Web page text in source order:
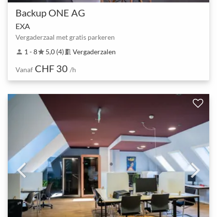
Backup ONE AG
EXA
Vergaderzaal met gratis parkeren
person 1 - 8star5,0 (4) meeting_room Vergaderzalen
Vanaf CHF 30 /h